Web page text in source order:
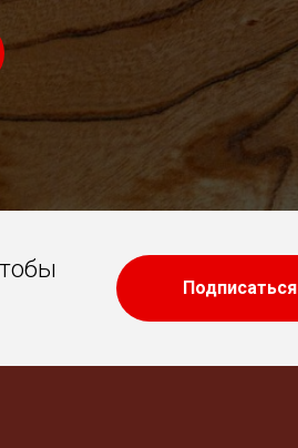
Подписаться